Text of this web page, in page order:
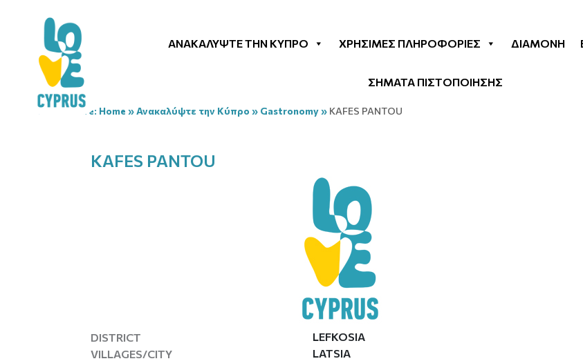
ΑΝΑΚΑΛΎΨΤΕ ΤΗΝ ΚΎΠΡΟ ΧΡΉΣΙΜΕΣ ΠΛΗΡΟΦΟΡΊΕΣ ΔΙΑΜΟΝΉ
ΣΗΜΑΤΑ ΠΙΣΤΟΠΟΙΗΣΗΣ
You are here: Home »Ανακαλύψτε την Κύπρο » Gastronomy» KAFES PANTOU
KAFES PANTOU
DISTRICT
LEFKOSIA
VILLAGES/CITY
LATSIA